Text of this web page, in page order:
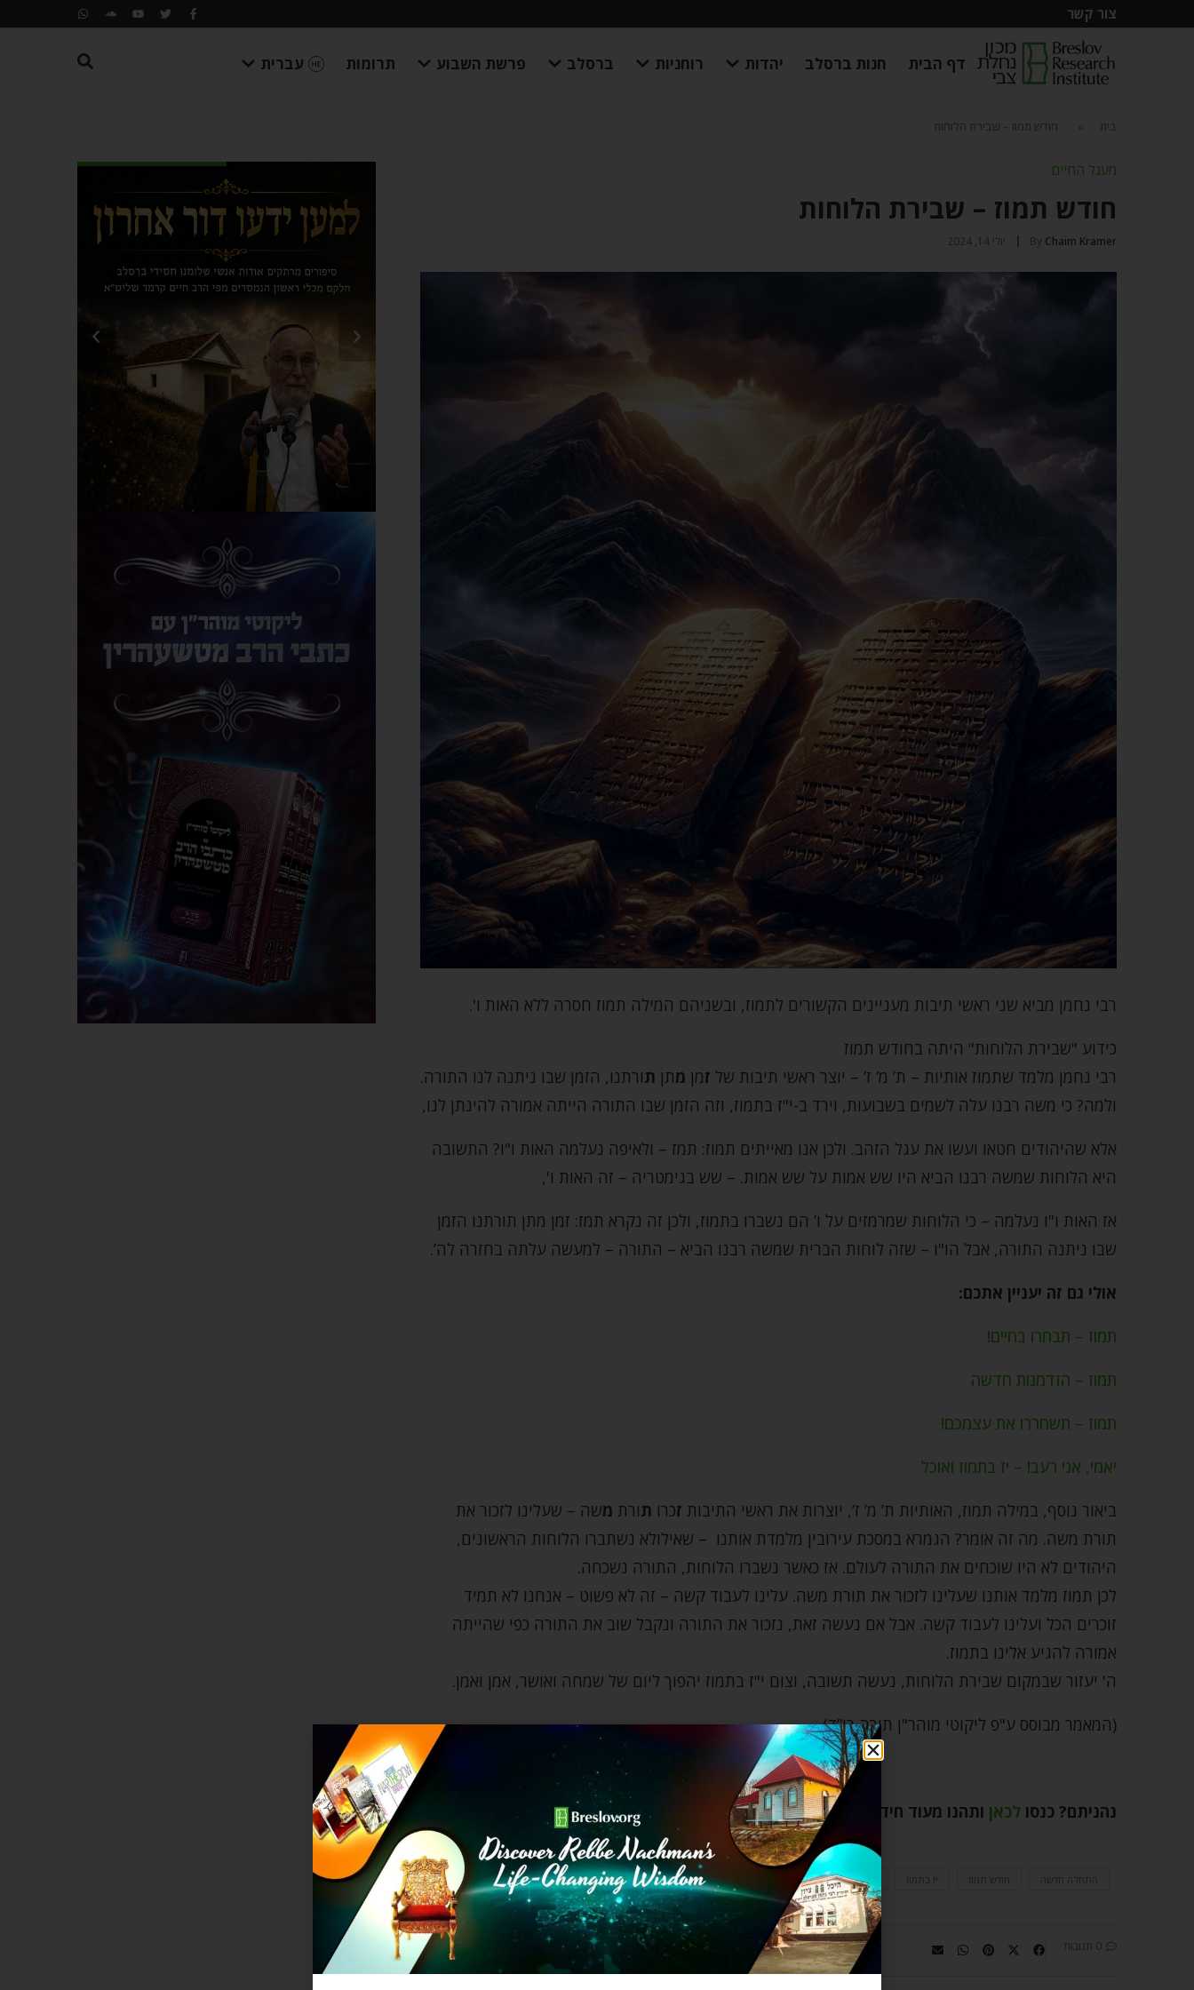
צור קשר
דף הבית חנות ברסלב יהדות רוחניות ברסלב פרשת השבוע תרומות עברית
בית חודש תמוז – שבירת הלוחות
מעגל החיים
חודש תמוז – שבירת הלוחות
By Chaim Kramer יולי 14, 2024
רבי נחמן מביא שני ראשי תיבות מעניינים הקשורים לתמוז, ובשניהם המילה תמוז חסרה ללא האות ו'.
כידוע "שבירת הלוחות" היתה בחודש תמוז
רבי נחמן מלמד שתמוז אותיות – ת’ מ’ ז’ – יוצר ראשי תיבות של זמן מתן תורתנו, הזמן שבו ניתנה לנו התורה.
ולמה? כי משה רבנו עלה לשמים בשבועות, וירד ב-י"ז בתמוז, וזה הזמן שבו התורה הייתה אמורה להינתן לנו,
אלא שהיהודים חטאו ועשו את עגל הזהב. ולכן אנו מאייתים תמוז: תמז – ולאיפה נעלמה האות ו"ו? התשובה
היא הלוחות שמשה רבנו הביא היו שש אמות על שש אמות. – שש בגימטריה – זה האות ו',
אז האות ו"ו נעלמה – כי הלוחות שמרמזים על ו’ הם נשברו בתמוז, ולכן זה נקרא תמז: זמן מתן תורתנו הזמן
שבו ניתנה התורה, אבל הו"ו – שזה לוחות הברית שמשה רבנו הביא – התורה – למעשה עלתה בחזרה לה’.
אולי גם זה יעניין אתכם:
תמוז – תבחרו בחיים!
תמוז – הזדמנות חדשה
תמוז – תשחררו את עצמכם!
יאמי, אני רעב! – יז בתמוז ואוכל
ביאור נוסף, במילה תמוז, האותיות ת’ מ’ ז’, יוצרות את ראשי התיבות זכרו תורת משה – שעלינו לזכור את
תורת משה. מה זה אומר? הגמרא במסכת עירובין מלמדת אותנו – שאילולא נשתברו הלוחות הראשונים,
היהודים לא היו שוכחים את התורה לעולם. אז כאשר נשברו הלוחות, התורה נשכחה.
לכן תמוז מלמד אותנו שעלינו לזכור את תורת משה. עלינו לעבוד קשה – זה לא פשוט – אנחנו לא תמיד
זוכרים הכל ועלינו לעבוד קשה. אבל אם נעשה זאת, נזכור את התורה ונקבל שוב את התורה כפי שהייתה
אמורה להגיע אלינו בתמוז.
ה' יעזור שבמקום שבירת הלוחות, נעשה תשובה, וצום י"ז בתמוז יהפוך ליום של שמחה ואושר, אמן ואמן.
(המאמר מבוסס ע"פ ליקוטי מוהר"ן תורה רי”ד)
נהניתם? כנסו לכאן ותהנו מעוד חידושים נפלאים על חודש תמוז:
התחלה חדשה חודש תמוז יז בתמוז ליקוטי מוהר"ן קבלת התורה רבי נחמן מברסלב שבירת לוחות הברית
0 תגובות